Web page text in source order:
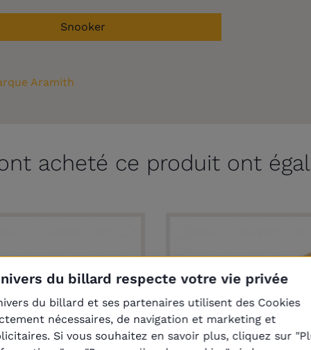
Snooker
Aramith
acheté ce produit ont
du billard respecte votre vie privée
du billard et ses partenaires utilisent des Cookies
nécessaires, de navigation et marketing et
Si vous souhaitez en savoir plus, cliquez sur